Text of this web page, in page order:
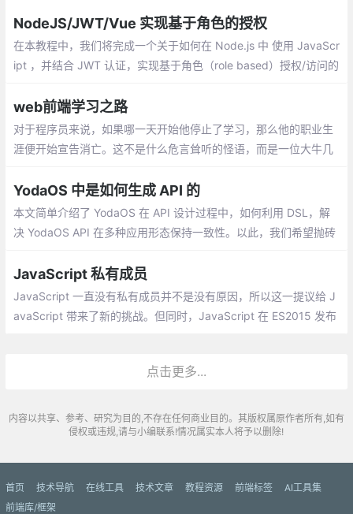
面就给大家简单介绍一下。
NodeJS/JWT/Vue 实现基于角色的授权
在本教程中，我们将完成一个关于如何在 Node.js 中 使用 JavaScr
ipt ，并结合 JWT 认证，实现基于角色（role based）授权/访问的
的授权
web前端学习之路
对于程序员来说，如果哪一天开始他停止了学习，那么他的职业生
涯便开始宣告消亡。这不是什么危言耸听的怪语，而是一位大牛几
YodaOS 中是如何生成 API 的
本文简单介绍了 YodaOS 在 API 设计过程中，如何利用 DSL，解
决 YodaOS API 在多种应用形态保持一致性。以此，我们希望抛砖
到 DSL，也能将这种思路应用在自己的项目中
JavaScript 私有成员
JavaScript 一直没有私有成员并不是没有原因，所以这一提议给 J
avaScript 带来了新的挑战。但同时，JavaScript 在 ES2015 发布
点击更多...
内容以共享、参考、研究为目的,不存在任何商业目的。其版权属原作者所有,如有
侵权或违规,请与小编联系!情况属实本人将予以删除!
首页 技术导航 在线工具 技术文章 教程资源 前端标签
AI工具集
前端库/框架